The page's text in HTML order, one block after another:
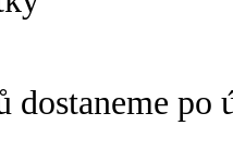
po